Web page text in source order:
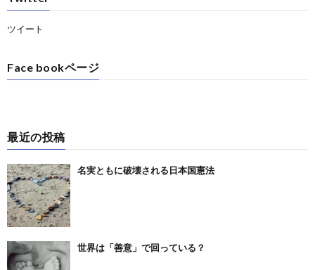
ツイート
Face bookページ
最近の投稿
名実ともに破壊される日本国憲法
世界は「善意」で回っている？